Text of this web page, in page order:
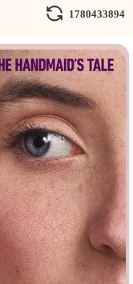
кино
и Волшебники
миры
Кубик в Кубе
1780433894